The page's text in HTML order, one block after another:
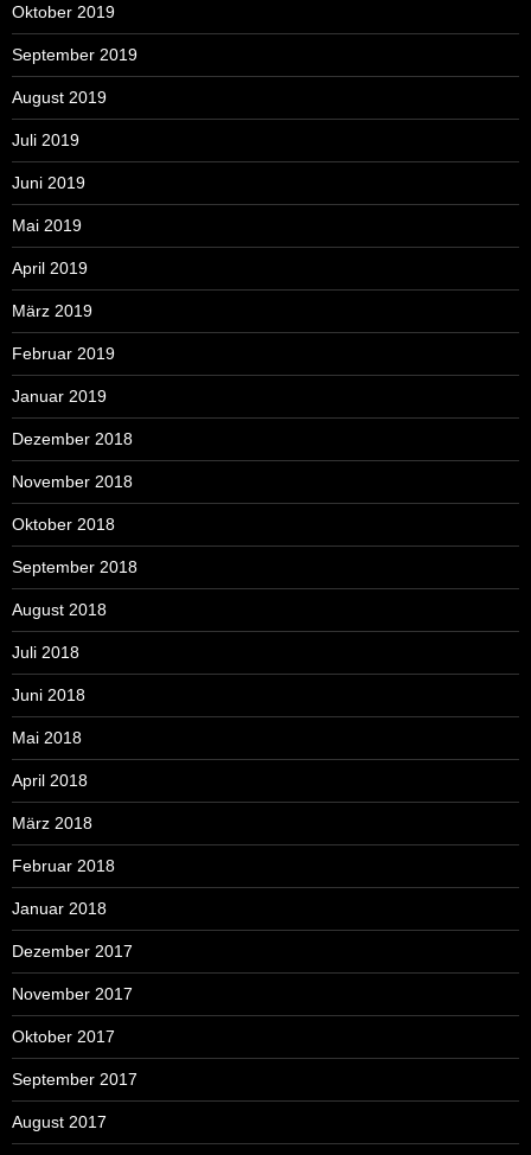
Oktober 2019
September 2019
August 2019
Juli 2019
Juni 2019
Mai 2019
April 2019
März 2019
Februar 2019
Januar 2019
Dezember 2018
November 2018
Oktober 2018
September 2018
August 2018
Juli 2018
Juni 2018
Mai 2018
April 2018
März 2018
Februar 2018
Januar 2018
Dezember 2017
November 2017
Oktober 2017
September 2017
August 2017